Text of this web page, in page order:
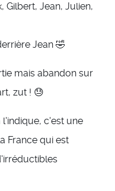
Gilbert, Jean, Julien,
Jean 🤣
mais abandon sur
zut ! 😓
c'est une
France qui est